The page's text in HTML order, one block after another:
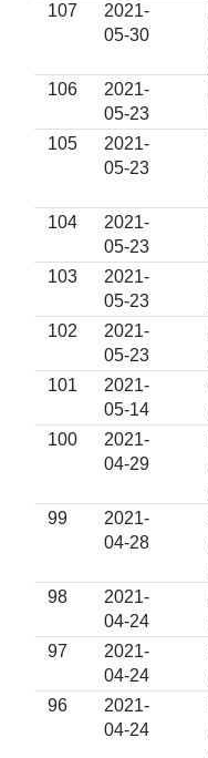
107
2021-
05-30
106
2021-
05-23
105
2021-
05-23
104
2021-
05-23
103
2021-
05-23
102
2021-
05-23
101
2021-
05-14
100
2021-
04-29
99
2021-
04-28
98
2021-
04-24
97
2021-
04-24
96
2021-
04-24